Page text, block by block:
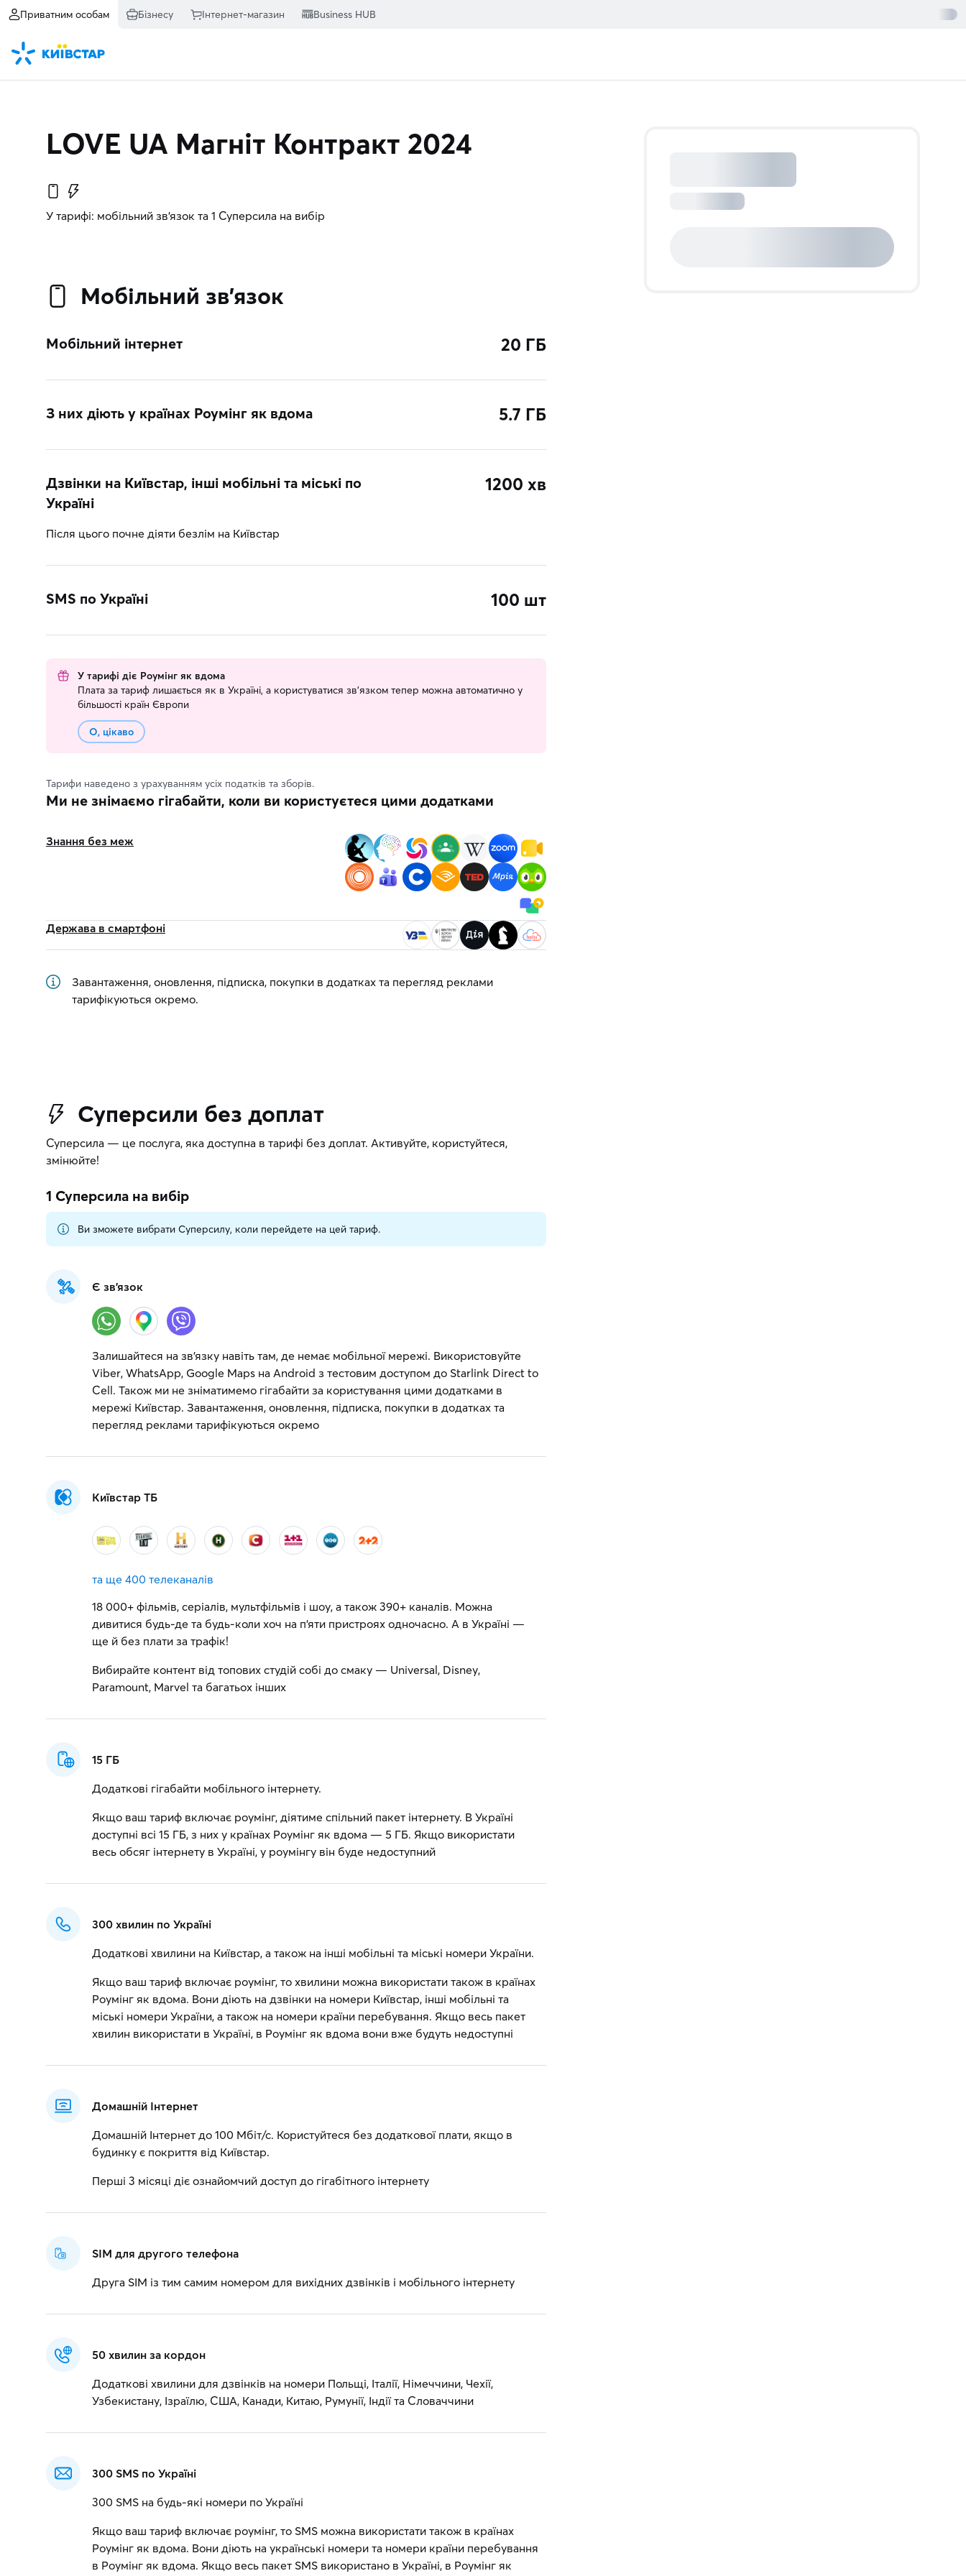
Приватним особам Бізнесу Інтернет-магазин Business HUB
LOVE UA Магніт Контракт 2024
У тарифі: мобільний зв’язок та 1 Суперсила на вибір
Мобільний зв’язок
Мобільний інтернет 20 ГБ
З них діють у країнах Роумінг як вдома 5.7 ГБ
Дзвінки на Київстар, інші мобільні та міські по
Україні
Після цього почне діяти безлім на Київстар
1200 хв
SMS по Україні 100 шт
У тарифі діє Роумінг як вдома
Плата за тариф лишається як в Україні, а користуватися зв’язком тепер можна автоматично у
більшості країн Європи
О, цікаво
Тарифи наведено з урахуванням усіх податків та зборів.
Ми не знімаємо гігабайти, коли ви користуєтеся цими додатками
Знання без меж
Держава в смартфоні
Завантаження, оновлення, підписка, покупки в додатках та перегляд реклами
тарифікуються окремо.
Суперсили без доплат
Суперсила — це послуга, яка доступна в тарифі без доплат. Активуйте, користуйтеся,
змінюйте!
1 Суперсила на вибір
Ви зможете вибрати Суперсилу, коли перейдете на цей тариф.
Є зв'язок
Залишайтеся на зв’язку навіть там, де немає мобільної мережі. Використовуйте
Viber, WhatsApp, Google Maps на Android з тестовим доступом до Starlink Direct to
Cell. Також ми не зніматимемо гігабайти за користування цими додатками в
мережі Київстар. Завантаження, оновлення, підписка, покупки в додатках та
перегляд реклами тарифікуються окремо
Київстар ТБ
та ще
400 телеканалів
18 000+ фільмів, серіалів, мультфільмів і шоу, а також 390+ каналів. Можна
дивитися будь-де та будь-коли хоч на п'яти пристроях одночасно. А в Україні —
ще й без плати за трафік!
Вибирайте контент від топових студій собі до смаку — Universal, Disney,
Paramount, Marvel та багатьох інших
15 ГБ
Додаткові гігабайти мобільного інтернету.
Якщо ваш тариф включає роумінг, діятиме спільний пакет інтернету. В Україні
доступні всі 15 ГБ, з них у країнах Роумінг як вдома — 5 ГБ. Якщо використати
весь обсяг інтернету в Україні, у роумінгу він буде недоступний
300 хвилин по Україні
Додаткові хвилини на Київстар, а також на інші мобільні та міські номери України.
Якщо ваш тариф включає роумінг, то хвилини можна використати також в країнах
Роумінг як вдома. Вони діють на дзвінки на номери Київстар, інші мобільні та
міські номери України, а також на номери країни перебування. Якщо весь пакет
хвилин використати в Україні, в Роумінг як вдома вони вже будуть недоступні
Домашній Інтернет
Домашній Інтернет до 100 Мбіт/с. Користуйтеся без додаткової плати, якщо в
будинку є покриття від Київстар.
Перші 3 місяці діє ознайомчий доступ до гігабітного інтернету
SIM для другого телефона
Друга SIM із тим самим номером для вихідних дзвінків і мобільного інтернету
50 хвилин за кордон
Додаткові хвилини для дзвінків на номери Польщі, Італії, Німеччини, Чехії,
Узбекистану, Ізраїлю, США, Канади, Китаю, Румунії, Індії та Словаччини
300 SMS по Україні
300 SMS на будь-які номери по Україні
Якщо ваш тариф включає роумінг, то SMS можна використати також в країнах
Роумінг як вдома. Вони діють на українські номери та номери країни перебування
в Роумінг як вдома. Якщо весь пакет SMS використано в Україні, в Роумінг як